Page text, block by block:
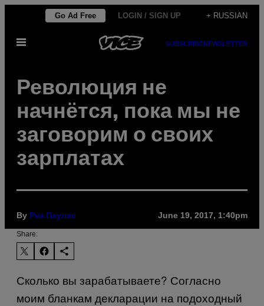
content
Go Ad Free LOGIN / SIGN UP + RUSSIAN
Open
SUBSCRIBENEWSLETTER
Революция не
начнётся, пока мы не
заговорим о своих
зарплатах
By Рик Паулас June 19, 2017, 1:40pm
Share:
Сколько вы зарабатываете? Согласно
моим бланкам декларации на подоходный